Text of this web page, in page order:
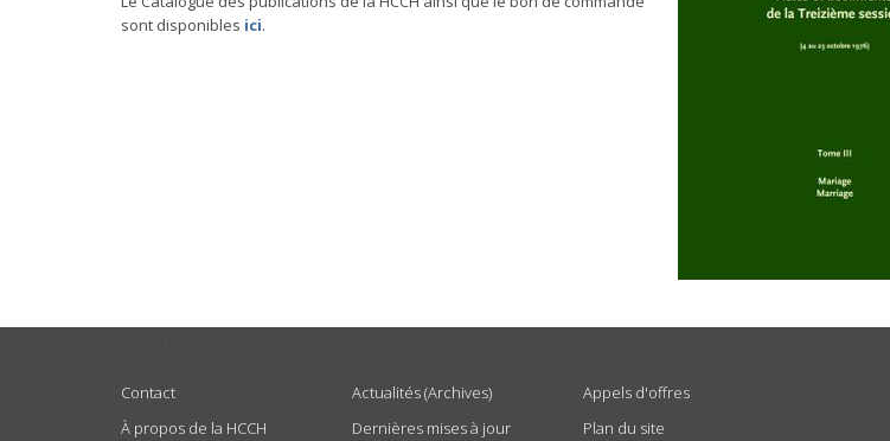
sont disponibles ici.
Contact
À propos de la HCCH
Actualités (Archives)
Dernières mises à jour
Appels d'offres
Plan du site